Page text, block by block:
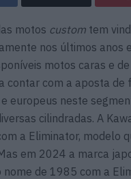
motos custom tem
nos últimos anos
motos caras e
contar com a aposta de
europeus neste
cilindradas. A
a Eliminator, modelo
em 2024 a marca
nome de 1985 com a